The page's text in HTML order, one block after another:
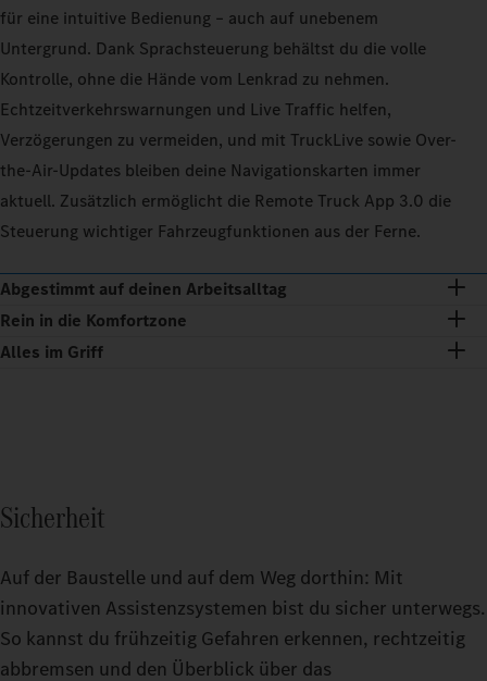
für eine intuitive Bedienung – auch auf unebenem
Untergrund. Dank Sprachsteuerung behältst du die volle
Kontrolle, ohne die Hände vom Lenkrad zu nehmen.
Echtzeitverkehrswarnungen und Live Traffic helfen,
Verzögerungen zu vermeiden, und mit TruckLive sowie Over-
the-Air-Updates bleiben deine Navigationskarten immer
aktuell. Zusätzlich ermöglicht die Remote Truck App 3.0 die
Steuerung wichtiger Fahrzeugfunktionen aus der Ferne.
Abgestimmt auf deinen Arbeitsalltag
Rein in die Komfortzone
Alles im Griff
Sicherheit
Auf der Baustelle und auf dem Weg dorthin: Mit
innovativen Assistenzsystemen bist du sicher unterwegs.
So kannst du frühzeitig Gefahren erkennen, rechtzeitig
abbremsen und den Überblick über das